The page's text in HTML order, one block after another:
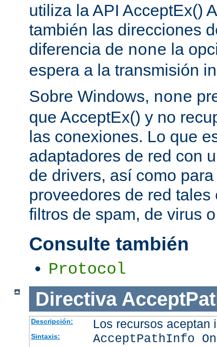
utiliza la API AcceptEx()
también las direcciones
diferencia de none la
espera a la transmisión
Sobre Windows, none
que AcceptEx() y no
las conexiones. Lo que
adaptadores de red con
de drivers, así como
proveedores de red
filtros de spam, de virus
Consulte también
Protocol
Directiva
Descripción: Los recursos aceptan
Sintaxis: AcceptPathInfo